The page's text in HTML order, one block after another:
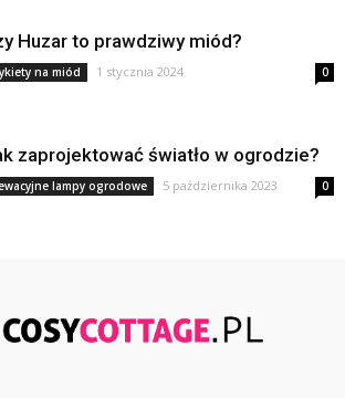
Huzar to prawdziwy miód?
na miód 1 stycznia 2024 0
zaprojektować światło w ogrodzie?
lampy ogrodowe 5 października 2023 0